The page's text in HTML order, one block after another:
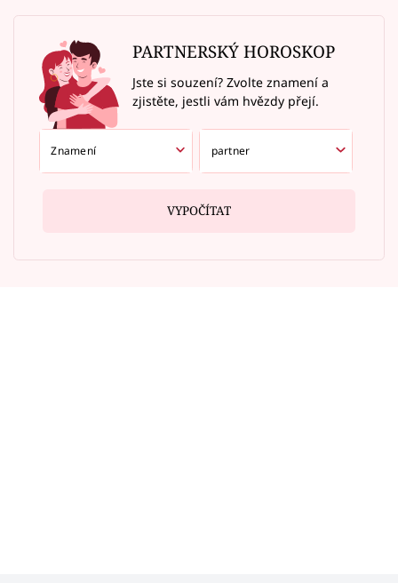
PARTNERSKÝ HOROSKOP
Jste si souzení? Zvolte znamení a
zjistěte, jestli vám hvězdy přejí.
VYPOČÍTAT